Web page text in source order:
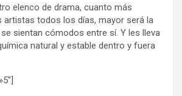
elenco de drama, cuanto más
artistas todos los días, mayor será la
sientan cómodos entre sí. Y les lleva
natural y estable dentro y fuera